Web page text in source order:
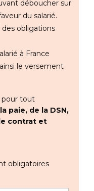
déboucher sur
du salarié.
obligations
à France
le versement
pour tout
paie, de la DSN,
contrat et
obligatoires